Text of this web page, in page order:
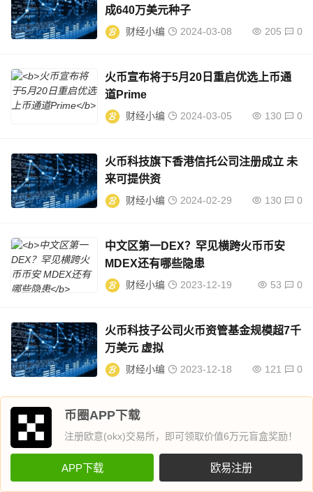
成640万美元种子
财经小编 2024-03-08 205 0
火币宣布将于5月20日重启优选上币通
道Prime
财经小编 2024-03-05 130 0
火币科技旗下香港信托公司注册成立 未
来可提供资
财经小编 2024-02-29 130 0
中文区第一DEX？罕见横跨火币币安
MDEX还有哪些隐患
财经小编 2023-12-19 53 0
火币科技子公司火币资管基金规模超7千
万美元 虚拟
财经小编 2023-12-18 121 0
币圈APP下载
注册欧意(okx)交易所，即可领取价值6万元盲盒奖励！
APP下载 欧易注册